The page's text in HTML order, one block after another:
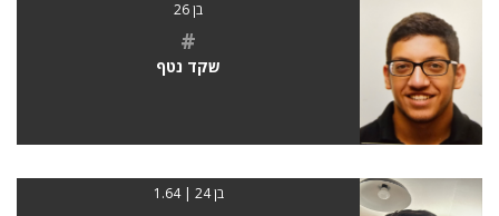
בן 26
#
שקד נטף
בן 24 | 1.64